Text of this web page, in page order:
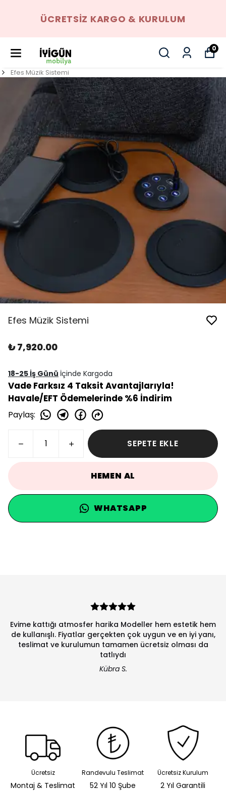
ÜCRETSIZ KARGO & KURULUM
0
Efes Müzik Sistemi
Efes Müzik Sistemi
₺ 7,920.00
18-25 İş Günü İçinde Kargoda
Vade Farksız 4 Taksit Avantajlarıyla!
Havale/EFT Ödemelerinde %6 İndirim
Paylaş:
SEPETE EKLE
HEMEN AL
WHATSAPP
Evime kattığı atmosfer harika Modeller hem estetik hem
de kullanışlı. Fiyatlar gerçekten çok uygun ve en iyi yanı,
teslimat ve kurulumun tamamen ücretsiz olması da
tatlıydı
Kübra S.
Ücretsiz
Montaj & Teslimat
Randevulu Teslimat
52 Yıl 10 Şube
Ücretsiz Kurulum
2 Yıl Garantili